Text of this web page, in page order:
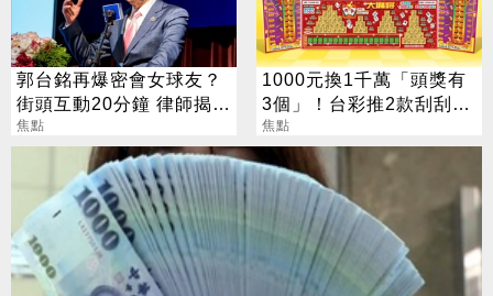
郭台銘再爆密會女球友？
街頭互動20分鐘 律師揭不
放手原因
焦點
1000元換1千萬「頭獎有
3個」！台彩推2款刮刮樂
總獎金逾33億
焦點